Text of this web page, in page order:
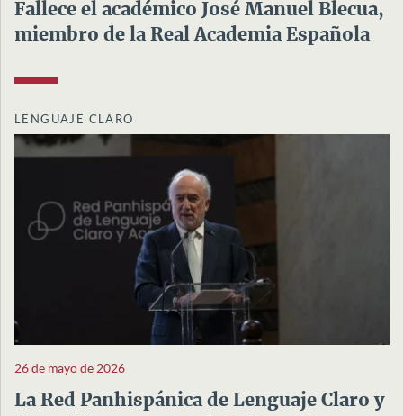
Fallece el académico José Manuel Blecua,
miembro de la Real Academia Española
LENGUAJE CLARO
26 de mayo de 2026
La Red Panhispánica de Lenguaje Claro y